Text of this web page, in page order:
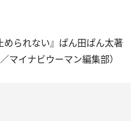
められない』ぱん田ぱん太著
マイナビウーマン編集部）